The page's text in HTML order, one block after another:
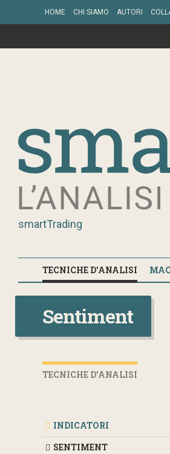
HOME CHI SIAMO AUTORI
smartTrading
TECNICHE D'ANALISI
Sentiment
TECNICHE D'ANALISI
INDICATORI
SENTIMENT